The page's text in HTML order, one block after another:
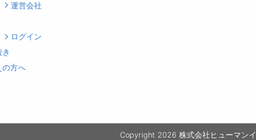
運営会社
ログイン
の方へ
Copyright 2026 株式会社ヒューマン